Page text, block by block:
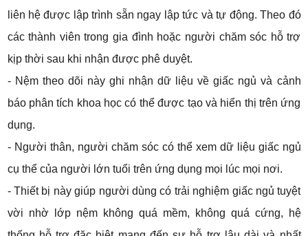
liên hệ được lập trình sẵn ngay lập tức và tự động. Theo đó
các thành viên trong gia đình hoặc người chăm sóc hỗ trợ
kịp thời sau khi nhận được phê duyệt.
- Nệm theo dõi này ghi nhận dữ liệu về giấc ngủ và cảnh
báo phân tích khoa học có thể được tạo và hiển thị trên ứng
dụng.
- Người thân, người chăm sóc có thể xem dữ liệu giấc ngủ
cụ thể của người lớn tuổi trên ứng dụng mọi lúc mọi nơi.
- Thiết bị này giúp người dùng có trải nghiệm giấc ngủ tuyệt
vời nhờ lớp nệm không quá mềm, không quá cứng, hệ